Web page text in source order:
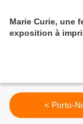
Marie Curie, une
exposition à
< Porto-